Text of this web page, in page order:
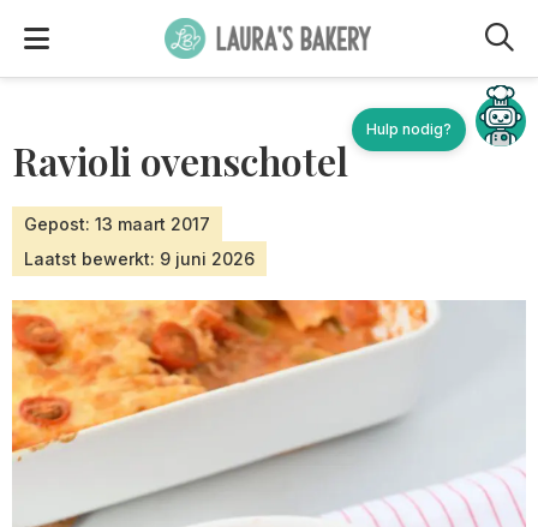
Ravioli ovenschotel
Gepost: 13 maart 2017
Laatst bewerkt: 9 juni 2026
Hulp nodig?